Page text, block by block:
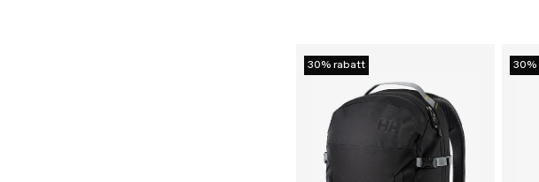
30% rabatt